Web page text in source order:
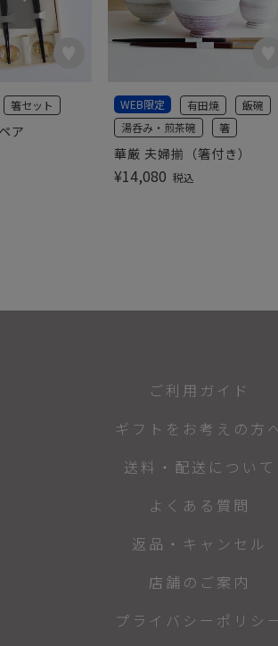
ア
箸セット
華厳 夫婦揃（箸付き）
WEB限定 有田焼
飯碗
湯呑み・煎茶碗
箸
¥14,080 税込
ご利用ガイド
ギフトをお考えの方
送料・配送について
よくある質問
返品・キャンセル
店舗のご案内
プライバシーポリシ